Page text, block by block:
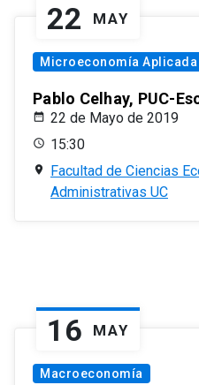
22 MAY
Microeconomía Aplicada
Pablo Celhay, PUC-
22 de Mayo de 2019
15:30
Facultad de Ciencias
Administrativas UC
16 MAY
Macroeconomía